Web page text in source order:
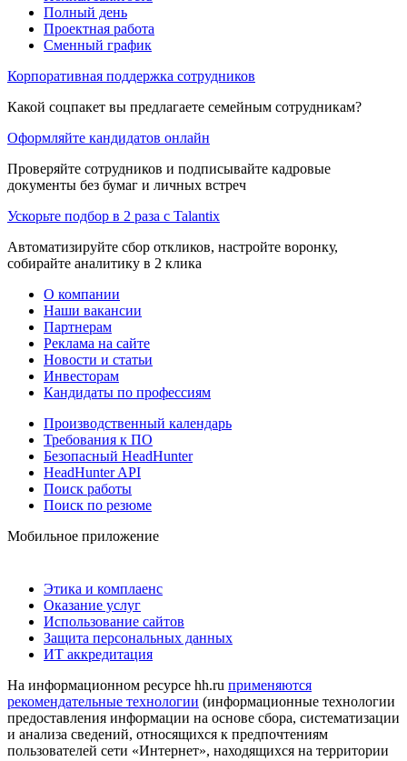
Полный день
Проектная работа
Сменный график
Корпоративная поддержка сотрудников
Какой соцпакет вы предлагаете семейным сотрудникам?
Оформляйте кандидатов онлайн
Проверяйте сотрудников и подписывайте кадровые
документы без бумаг и личных встреч
Ускорьте подбор в 2 раза с Talantix
Автоматизируйте сбор откликов, настройте воронку,
собирайте аналитику в 2 клика
О компании
Наши вакансии
Партнерам
Реклама на сайте
Новости и статьи
Инвесторам
Кандидаты по профессиям
Производственный календарь
Требования к ПО
Безопасный HeadHunter
HeadHunter API
Поиск работы
Поиск по резюме
Мобильное приложение
Этика и комплаенс
Оказание услуг
Использование сайтов
Защита персональных данных
ИТ аккредитация
На информационном ресурсе hh.ru применяются
рекомендательные технологии (информационные технологии
предоставления информации на основе сбора, систематизации
и анализа сведений, относящихся к предпочтениям
пользователей сети «Интернет», находящихся на территории